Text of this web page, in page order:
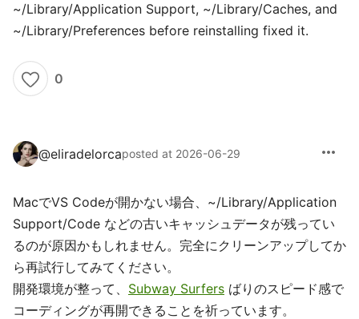
~/Library/Application Support, ~/Library/Caches, and
~/Library/Preferences before reinstalling fixed it.
0
@eliradelorcaposted at 2026-06-29 more_horiz
MacでVS Codeが開かない場合、~/Library/Application
Support/Code などの古いキャッシュデータが残ってい
るのが原因かもしれません。完全にクリーンアップしてか
ら再試行してみてください。
開発環境が整って、 Subway Surfers ばりのスピード感で
コーディングが再開できることを祈っています。